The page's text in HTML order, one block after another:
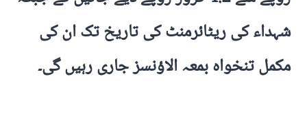
شہداء کی ریٹائرمنٹ کی تاریخ تک ان کی
مکمل تنخواہ بمعہ الاؤنسز جاری رہیں گی۔